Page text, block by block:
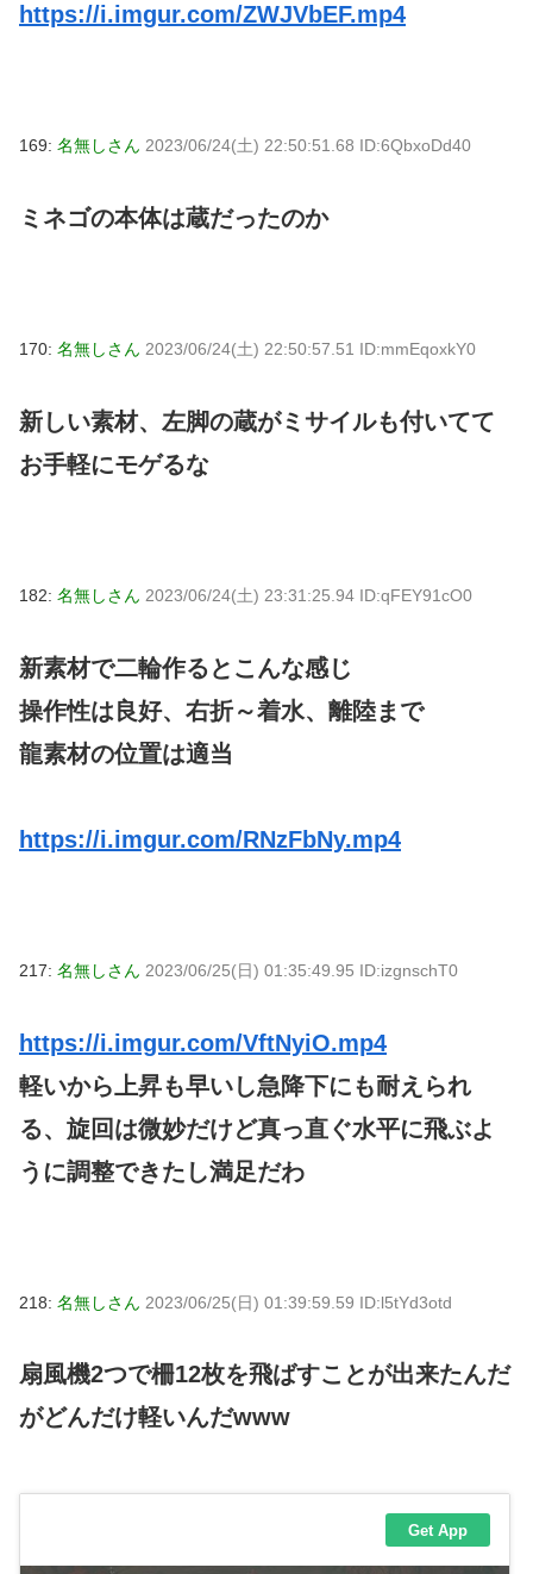
https://i.imgur.com/ZWJVbEF.mp4
169: 名無しさん 2023/06/24(土) 22:50:51.68 ID:6QbxoDd40
ミネゴの本体は蔵だったのか
170: 名無しさん 2023/06/24(土) 22:50:57.51 ID:mmEqoxkY0
新しい素材、左脚の蔵がミサイルも付いてて
お手軽にモゲるな
182: 名無しさん 2023/06/24(土) 23:31:25.94 ID:qFEY91cO0
新素材で二輪作るとこんな感じ
操作性は良好、右折～着水、離陸まで
龍素材の位置は適当
https://i.imgur.com/RNzFbNy.mp4
217: 名無しさん 2023/06/25(日) 01:35:49.95 ID:izgnschT0
https://i.imgur.com/VftNyiO.mp4
軽いから上昇も早いし急降下にも耐えられ
る、旋回は微妙だけど真っ直ぐ水平に飛ぶよ
うに調整できたし満足だわ
218: 名無しさん 2023/06/25(日) 01:39:59.59 ID:l5tYd3otd
扇風機2つで柵12枚を飛ばすことが出来たんだ
がどんだけ軽いんだwww